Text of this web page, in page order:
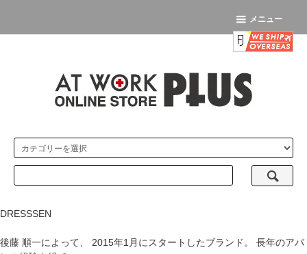
メニュー
DRESSSEN
後藤 順一によって、 2015年1月にスタートしたブランド。 長年のアパ